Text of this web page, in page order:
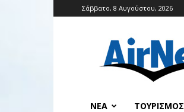
Σάββατο, 8 Αυγούστου, 2026
ΝΈΑ ΤΟΥΡΙΣΜΌΣ